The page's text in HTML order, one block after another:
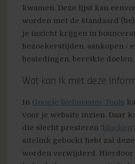
kwamen. Deze lijst kan
worden met de ´standaard´
je inzicht krijgen in
bezoekerstijden, aankopen /
bestedingen, bereikte doelen,
Wat kan ik met deze
In Google Webmaster Tools
voor je website inzien. Daar
die slecht presteren ‘blocken
sitelink gebockt hebt zal
worden verwijderd.